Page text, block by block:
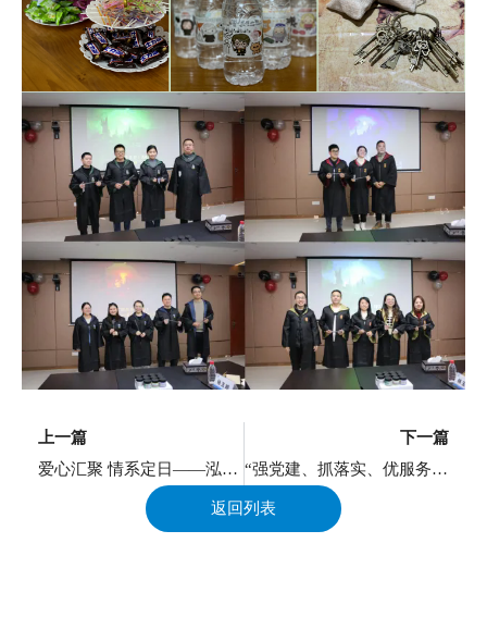
上一篇
爱心汇聚 情系定日——泓展咨询援藏抗震爱心捐款活动
下一篇
“强党建、抓落实、优服务、重创新” ——泓展咨询2024年度工作总结会
返回列表